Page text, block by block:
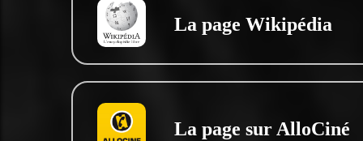
La page Wikipédia
La page sur AlloCiné